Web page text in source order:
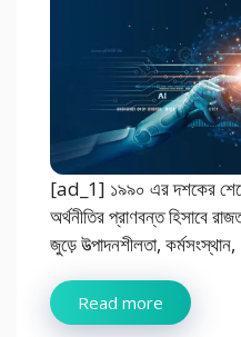
[ad_1] ১৯৯০ এর দশকের
অর্থনীতির প্রাণবন্ত হিসাবে
জুড়ে উত্পাদনশীলতা,
Read more